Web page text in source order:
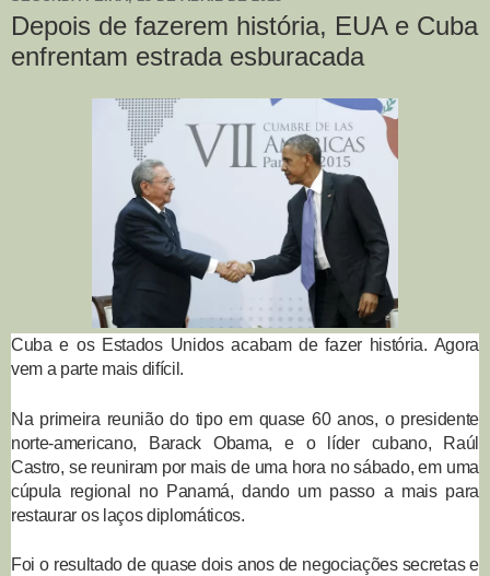
Depois de fazerem história, EUA e Cuba
enfrentam estrada esburacada
Cuba e os Estados Unidos acabam de fazer história. Agora
vem a parte mais difícil.
Na primeira reunião do tipo em quase 60 anos, o presidente
norte-americano, Barack Obama, e o líder cubano, Raúl
Castro, se reuniram por mais de uma hora no sábado, em uma
cúpula regional no Panamá, dando um passo a mais para
restaurar os laços diplomáticos.
Foi o resultado de quase dois anos de negociações secretas e